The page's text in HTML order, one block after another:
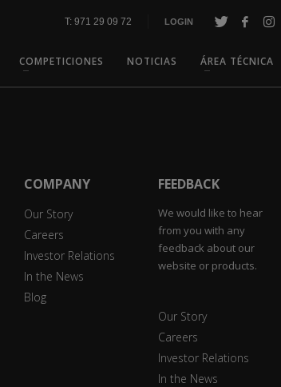
T: 971 29 09 72 LOGIN
COMPETICIONES NOTICIAS ÁREA TÉCNICA
COMPANY
Our Story
Careers
Investor Relations
In the News
Blog
FEEDBACK
We would like to hear
from you with any
feedback about our
website or products.
Our Story
Careers
Investor Relations
In the News